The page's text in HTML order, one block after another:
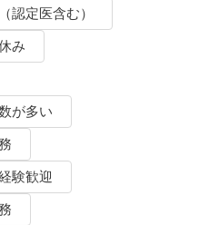
認定医含む）
み
が多い
験歓迎